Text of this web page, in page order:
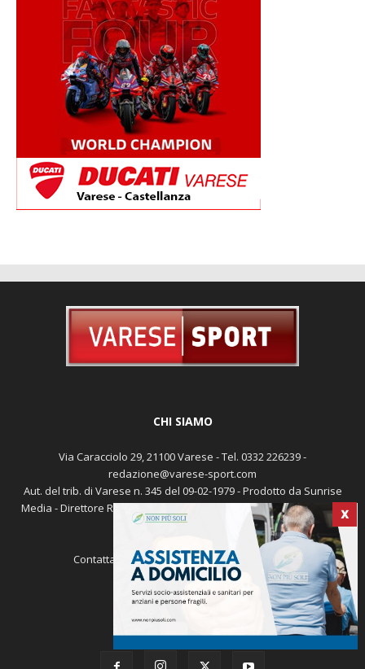
X
CHI SIAMO
Via Caracciolo 29, 21100 Varese - Tel. 0332 226239 -
redazione@varese-sport.com
Aut. del trib. di Varese n. 345 del 09-02-1979 - Prodotto da Sunrise
Media - Direttore Responsabile: Michele Marocco -Cookie policy
Pubblicità
Contattaci: redazione@varese-sport.com
SEGUICI